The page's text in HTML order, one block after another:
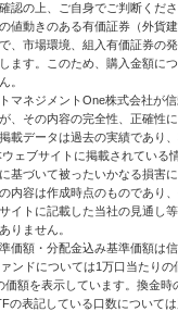
認の上、ご自身でご判断くださ
値動きのある有価証券（外貨
、市場環境、組入有価証券の
ます。このため、購入金額に
。
マネジメントOne株式会社が
、その内容の完全性、正確性
載データは過去の実績であり
ェブサイトに掲載されている
基づいて被ったいかなる損害
内容は作成時点のものであり
イトに記載した当社の見通し
りません。
価額・分配金込み基準価額は
ンドについては1万口当たりの
価額を表示しています。換金時
の表記している口数について